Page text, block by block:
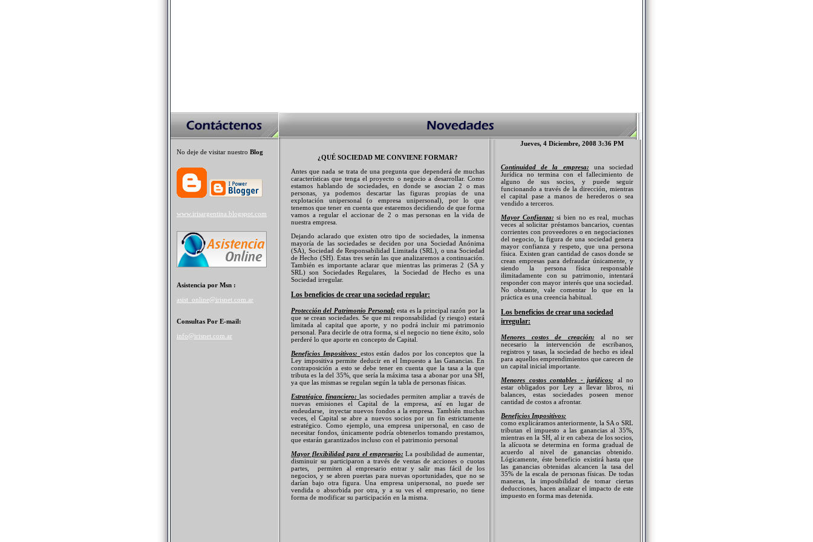
No deje de visitar nuestro Blog
www.irisargentina.blogspot.com
Asistencia por Msn :
asist_online@irisnet.com.ar
Consultas Por E-mail:
info@irisnet.com.ar
¿QUÉ SOCIEDAD ME CONVIENE FORMAR?
Antes que nada se trata de una pregunta que dependerá de muchas
características que tenga el proyecto o negocio a desarrollar. Como
estamos hablando de sociedades, en donde se asocian 2 o mas
personas, ya podemos descartar las figuras propias de una
explotación unipersonal (o empresa unipersonal), por lo que
tenemos que tener en cuenta que estaremos decidiendo de que forma
vamos a regular el accionar de 2 o mas personas en la vida de
nuestra empresa.
Dejando aclarado que existen otro tipo de sociedades, la inmensa
mayoría de las sociedades se deciden por una Sociedad Anónima
(SA), Sociedad de Responsabilidad Limitada (SRL), o una Sociedad
de Hecho (SH). Estas tres serán las que analizaremos a continuación.
También es importante aclarar que mientras las primeras 2 (SA y
SRL) son Sociedades Regulares, la Sociedad de Hecho es una
Sociedad irregular.
Los beneficios de crear una sociedad regular:
Protección del Patrimonio Personal: esta es la principal razón por la
que se crean sociedades. Se que mi responsabilidad (y riesgo) estará
limitada al capital que aporte, y no podrá incluir mi patrimonio
personal. Para decirle de otra forma, si el negocio no tiene éxito, solo
perderé lo que aporte en concepto de Capital.
Beneficios Impositivos: estos están dados por los conceptos que la
Ley impositiva permite deducir en el Impuesto a las Ganancias. En
contraposición a esto se debe tener en cuenta que la tasa a la que
tributa es la del 35%, que sería la máxima tasa a abonar por una SH,
ya que las mismas se regulan según la tabla de personas físicas.
Estratégico financiero: las sociedades permiten ampliar a través de
nuevas emisiones el Capital de la empresa, así en lugar de
endeudarse, inyectar nuevos fondos a la empresa. También muchas
veces, el Capital se abre a nuevos socios por un fin estrictamente
estratégico. Como ejemplo, una empresa unipersonal, en caso de
necesitar fondos, únicamente podría obtenerlos tomando prestamos,
que estarán garantizados incluso con el patrimonio personal
Mayor flexibilidad para el empresario: La posibilidad de aumentar,
disminuir su participaron a través de ventas de acciones o cuotas
partes, permiten al empresario entrar y salir mas fácil de los
negocios, y se abren puertas para nuevas oportunidades, que no se
darían bajo otra figura. Una empresa unipersonal, no puede ser
vendida o absorbida por otra, y a su ves el empresario, no tiene
forma de modificar su participación en la misma.
Jueves, 4 Diciembre, 2008 3:36 PM
Continuidad de la empresa: una sociedad
Jurídica no termina con el fallecimiento de
alguno de sus socios, y puede seguir
funcionando a través de la dirección, mientras
el capital pase a manos de herederos o sea
vendido a terceros.
Mayor Confianza: si bien no es real, muchas
veces al solicitar préstamos bancarios, cuentas
corrientes con proveedores o en negociaciones
del negocio, la figura de una sociedad genera
mayor confianza y respeto, que una persona
física. Existen gran cantidad de casos donde se
crean empresas para defraudar únicamente, y
siendo la persona física responsable
ilimitadamente con su patrimonio, intentará
responder con mayor interés que una sociedad.
No obstante, vale comentar lo que en la
práctica es una creencia habitual.
Los beneficios de crear una sociedad
irregular:
Menores costos de creación: al no ser
necesario la intervención de escribanos,
registros y tasas, la sociedad de hecho es ideal
para aquellos emprendimientos que carecen de
un capital inicial importante.
Menores costos contables - jurídicos: al no
estar obligados por Ley a llevar libros, ni
balances, estas sociedades poseen menor
cantidad de costos a afrontar.
Beneficios Impositivos:
como explicáramos anteriormente, la SA o SRL
tributan el impuesto a las ganancias al 35%,
mientras en la SH, al ir en cabeza de los socios,
la alícuota se determina en forma gradual de
acuerdo al nivel de ganancias obtenido.
Lógicamente, éste beneficio existirá hasta que
las ganancias obtenidas alcancen la tasa del
35% de la escala de personas físicas. De todas
maneras, la imposibilidad de tomar ciertas
deducciones, hacen analizar el impacto de este
impuesto en forma mas detenida.